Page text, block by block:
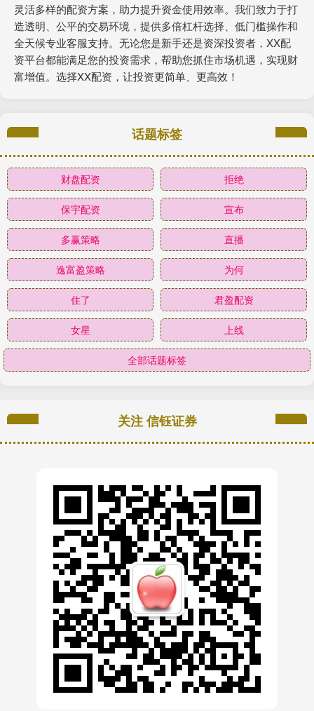
灵活多样的配资方案，助力提升资金使用效率。我们致力于打
造透明、公平的交易环境，提供多倍杠杆选择、低门槛操作和
全天候专业客服支持。无论您是新手还是资深投资者，XX配
资平台都能满足您的投资需求，帮助您抓住市场机遇，实现财
富增值。选择XX配资，让投资更简单、更高效！
话题标签
财盘配资 拒绝
保宇配资 宣布
多赢策略 直播
逸富盈策略 为何
住了 君盈配资
女星 上线
全部话题标签
关注 信钰证券